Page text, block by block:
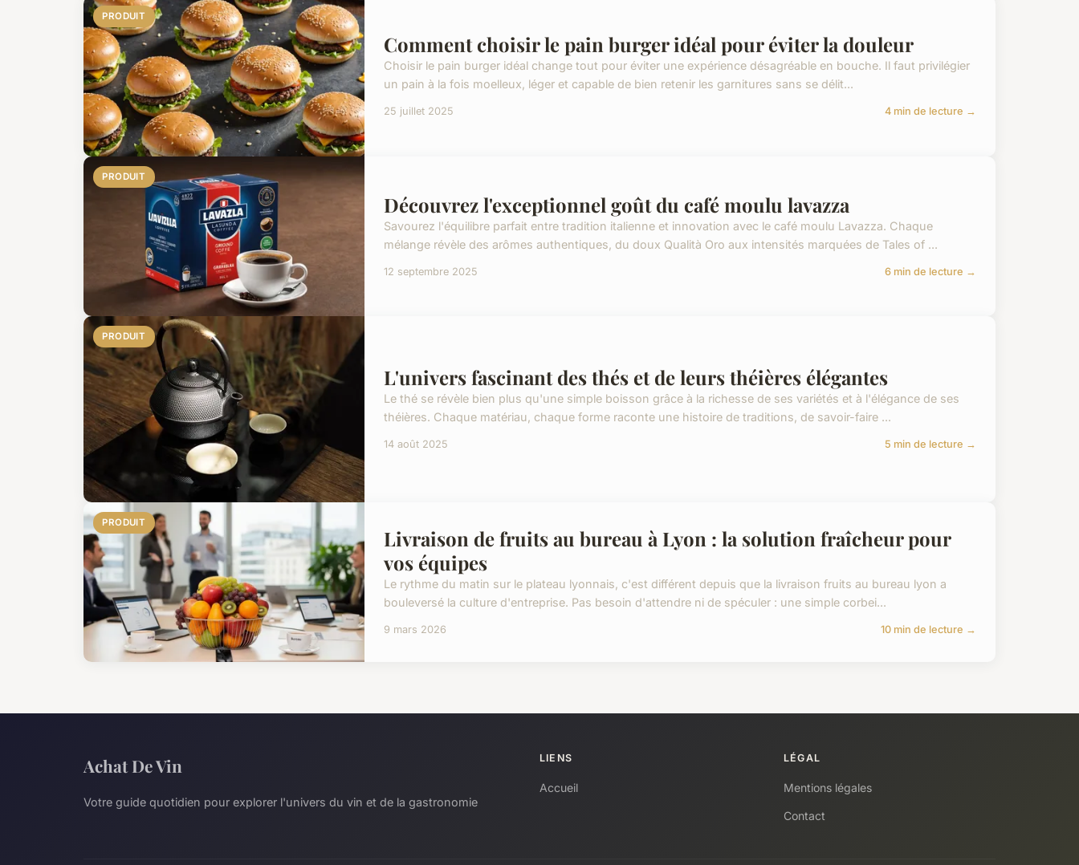
PRODUIT
Comment choisir le pain burger idéal pour éviter la douleur
Choisir le pain burger idéal change tout pour éviter une expérience désagréable en bouche. Il faut privilégier
un pain à la fois moelleux, léger et capable de bien retenir les garnitures sans se délit...
25 juillet 2025 4 min de lecture →
PRODUIT
Découvrez l'exceptionnel goût du café moulu lavazza
Savourez l'équilibre parfait entre tradition italienne et innovation avec le café moulu Lavazza. Chaque
mélange révèle des arômes authentiques, du doux Qualità Oro aux intensités marquées de Tales of ...
12 septembre 2025 6 min de lecture →
PRODUIT
L'univers fascinant des thés et de leurs théières élégantes
Le thé se révèle bien plus qu'une simple boisson grâce à la richesse de ses variétés et à l'élégance de ses
théières. Chaque matériau, chaque forme raconte une histoire de traditions, de savoir-faire ...
14 août 2025 5 min de lecture →
PRODUIT
Livraison de fruits au bureau à Lyon : la solution fraîcheur pour
vos équipes
Le rythme du matin sur le plateau lyonnais, c'est différent depuis que la livraison fruits au bureau lyon a
bouleversé la culture d'entreprise. Pas besoin d'attendre ni de spéculer : une simple corbei...
9 mars 2026 10 min de lecture →
Achat De Vin
Votre guide quotidien pour explorer l'univers du vin et de la gastronomie
LIENS
Accueil
LÉGAL
Mentions légales
Contact